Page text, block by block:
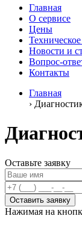
Главная
О сервисе
Цены
Новости и
Вопрос-
Контакты
Главная
›
Оставьте заявку
Оставить заявку
Нажимая на